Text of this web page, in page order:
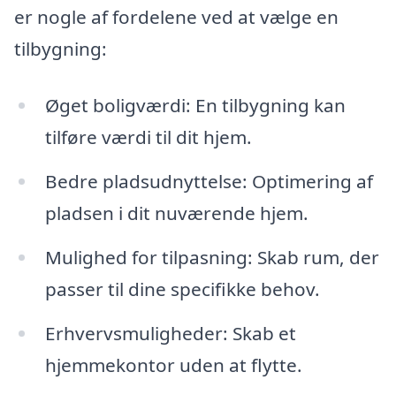
er nogle af fordelene ved at vælge en
tilbygning:
Øget boligværdi: En tilbygning kan
tilføre værdi til dit hjem.
Bedre pladsudnyttelse: Optimering af
pladsen i dit nuværende hjem.
Mulighed for tilpasning: Skab rum, der
passer til dine specifikke behov.
Erhvervsmuligheder: Skab et
hjemmekontor uden at flytte.